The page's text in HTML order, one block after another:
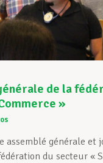
de la
»
assemblé générale et
du secteur «